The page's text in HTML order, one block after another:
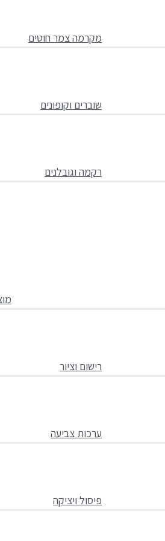
מקרמה צמר חוטים
שוברים וקופונים
רקמה וגובלנים
רישום וציור
ערכות צביעה
פיסול ויציקה